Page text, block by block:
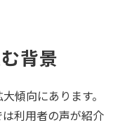
背景
傾向にあります。
利用者の声が紹介